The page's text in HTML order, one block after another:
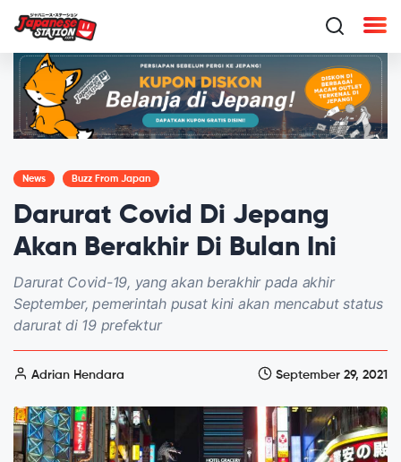
News Buzz From Japan
Darurat Covid Di Jepang
Akan Berakhir Di Bulan Ini
Darurat Covid-19, yang akan berakhir pada akhir
September, pemerintah pusat kini akan mencabut status
darurat di 19 prefektur
Adrian Hendara September 29, 2021